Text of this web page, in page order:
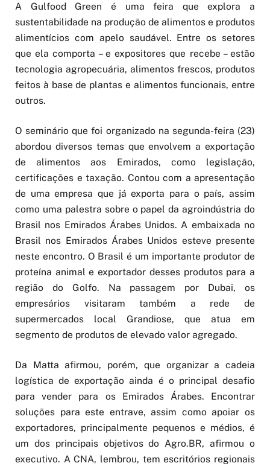
A Gulfood Green é uma feira que explora a
sustentabilidade na produção de alimentos e produtos
alimentícios com apelo saudável. Entre os setores
que ela comporta – e expositores que recebe – estão
tecnologia agropecuária, alimentos frescos, produtos
feitos à base de plantas e alimentos funcionais, entre
outros.
O seminário que foi organizado na segunda-feira (23)
abordou diversos temas que envolvem a exportação
de alimentos aos Emirados, como legislação,
certificações e taxação. Contou com a apresentação
de uma empresa que já exporta para o país, assim
como uma palestra sobre o papel da agroindústria do
Brasil nos Emirados Árabes Unidos. A embaixada no
Brasil nos Emirados Árabes Unidos esteve presente
neste encontro. O Brasil é um importante produtor de
proteína animal e exportador desses produtos para a
região do Golfo. Na passagem por Dubai, os
empresários visitaram também a rede de
supermercados local Grandiose, que atua em
segmento de produtos de elevado valor agregado.
Da Matta afirmou, porém, que organizar a cadeia
logística de exportação ainda é o principal desafio
para vender para os Emirados Árabes. Encontrar
soluções para este entrave, assim como apoiar os
exportadores, principalmente pequenos e médios, é
um dos principais objetivos do Agro.BR, afirmou o
executivo. A CNA, lembrou, tem escritórios regionais